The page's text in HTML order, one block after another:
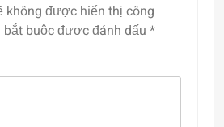
không được hiển thị công
buộc được đánh dấu *